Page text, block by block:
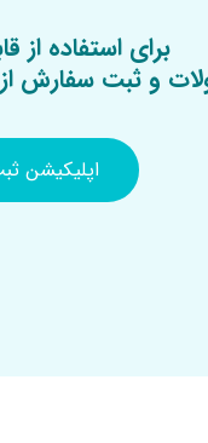
برای استفاده از
و ثبت سفارش از
اپلیکیشن